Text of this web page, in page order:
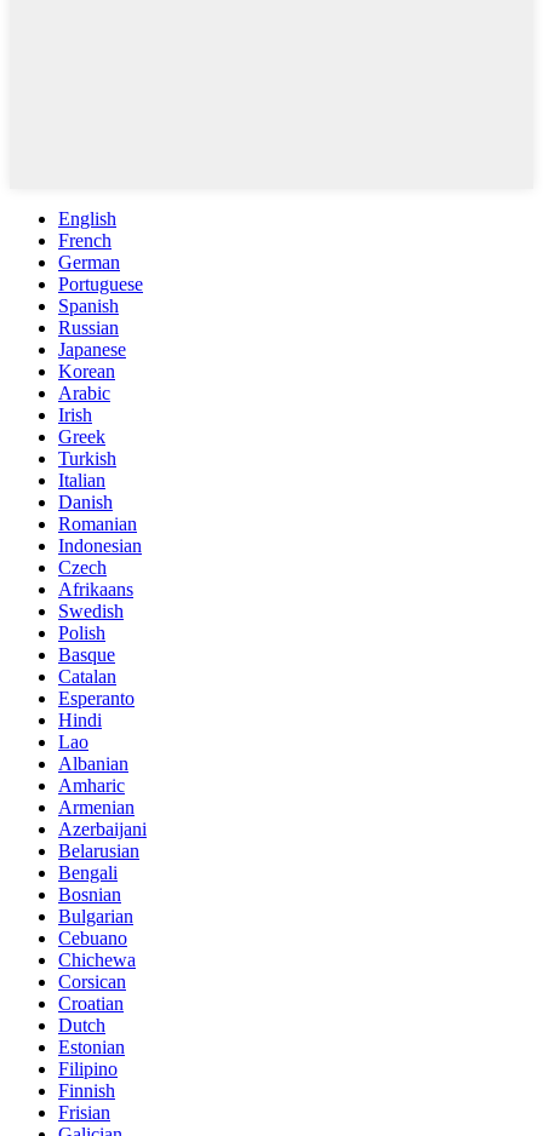
English
French
German
Portuguese
Spanish
Russian
Japanese
Korean
Arabic
Irish
Greek
Turkish
Italian
Danish
Romanian
Indonesian
Czech
Afrikaans
Swedish
Polish
Basque
Catalan
Esperanto
Hindi
Lao
Albanian
Amharic
Armenian
Azerbaijani
Belarusian
Bengali
Bosnian
Bulgarian
Cebuano
Chichewa
Corsican
Croatian
Dutch
Estonian
Filipino
Finnish
Frisian